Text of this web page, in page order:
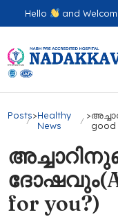
Hello and
Posts>Healthy
News
>
good
for you?)